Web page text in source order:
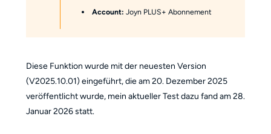
Account: Joyn PLUS+ Abonnement
Diese Funktion wurde mit der neuesten Version
(V2025.10.01) eingeführt, die am 20. Dezember 2025
veröffentlicht wurde, mein aktueller Test dazu fand am 28.
Januar 2026 statt.